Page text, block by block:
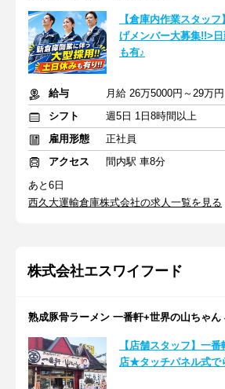
【倉庫内作業スタッ
げメンバー大募集!!>
も有♪
給与
シフト
週5日 1日8時間以上
雇用形態
正社員
アクセス
間内駅 車8分
あと6日
西久大運輸倉庫株式会社の求人一覧を見る
株式会社エスワイフード
熟成豚骨ラーメン 一番軒+世界の山ちゃん
【店舗スタッフ】一
店★タッチパネル式で